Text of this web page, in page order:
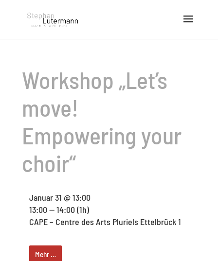
Workshop „Let’s
move!
Empowering your
choir“
Januar 31 @ 13:00
13:00 — 14:00(1h)
CAPE – Centre des Arts Pluriels Ettelbrück 1
Mehr …